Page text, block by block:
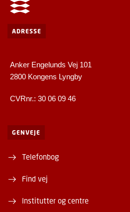
ADRESSE
Anker Engelunds Vej 101
2800 Kongens Lyngby
CVRnr.: 30 06 09 46
GENVEJE
Telefonbog
Find vej
Institutter og centre